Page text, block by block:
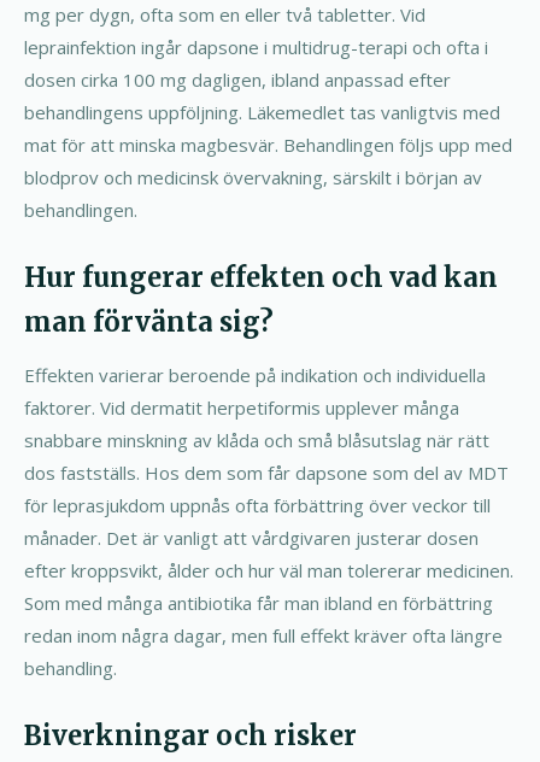
mg per dygn, ofta som en eller två tabletter. Vid
leprainfektion ingår dapsone i multidrug-terapi och ofta i
dosen cirka 100 mg dagligen, ibland anpassad efter
behandlingens uppföljning. Läkemedlet tas vanligtvis med
mat för att minska magbesvär. Behandlingen följs upp med
blodprov och medicinsk övervakning, särskilt i början av
behandlingen.
Hur fungerar effekten och vad kan
man förvänta sig?
Effekten varierar beroende på indikation och individuella
faktorer. Vid dermatit herpetiformis upplever många
snabbare minskning av klåda och små blåsutslag när rätt
dos fastställs. Hos dem som får dapsone som del av MDT
för leprasjukdom uppnås ofta förbättring över veckor till
månader. Det är vanligt att vårdgivaren justerar dosen
efter kroppsvikt, ålder och hur väl man tolererar medicinen.
Som med många antibiotika får man ibland en förbättring
redan inom några dagar, men full effekt kräver ofta längre
behandling.
Biverkningar och risker